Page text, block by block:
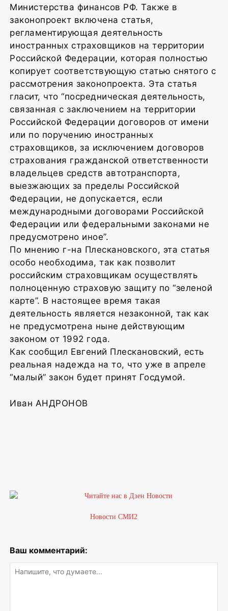
Министерства финансов РФ. Также в
законопроект включена статья,
регламентирующая деятельность
иностранных страховщиков на территории
Российской Федерации, которая полностью
копирует соответствующую статью снятого с
рассмотрения законопроекта. Эта статья
гласит, что “посредническая деятельность,
связанная с заключением на территории
Российской Федерации договоров от имени
или по поручению иностранных
страховщиков, за исключением договоров
страхования гражданской ответственности
владельцев средств автотранспорта,
выезжающих за пределы Российской
Федерации, не допускается, если
международными договорами Российской
Федерации или федеральными законами не
предусмотрено иное”.
По мнению г-на Плескановского, эта статья
особо необходима, так как позволит
российским страховщикам осуществлять
полноценную страховую защиту по “зеленой
карте”. В настоящее время такая
деятельность является незаконной, так как
не предусмотрена ныне действующим
законом от 1992 года.
Как сообщил Евгений Плескановский, есть
реальная надежда на то, что уже в апреле
“малый” закон будет принят Госдумой.
Иван АНДРОНОВ
Новости СМИ2
Ваш комментарий: